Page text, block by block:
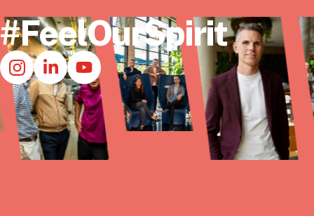
#FeelOurSpirit